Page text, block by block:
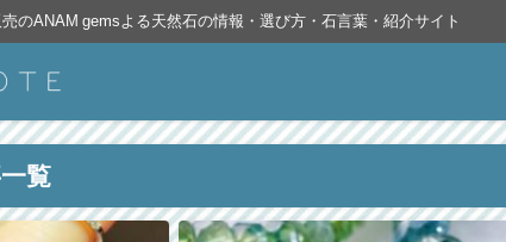
のANAM gemsよる天然石の情報・選び方・石言葉・紹介サイト
覧